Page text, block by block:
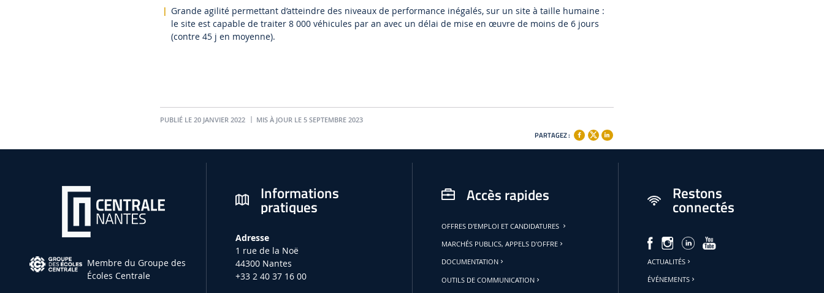
Grande agilité permettant d’atteindre des niveaux de performance inégalés, sur un site à taille humaine :
le site est capable de traiter 8 000 véhicules par an avec un délai de mise en œuvre de moins de 6 jours
(contre 45 j en moyenne).
PUBLIÉ LE 20 JANVIER 2022 MIS À JOUR LE 5 SEPTEMBRE 2023
PARTAGEZ :
Membre du Groupe des
Écoles Centrale
Informations
pratiques
Adresse
1 rue de la Noë
44300 Nantes
+33 2 40 37 16 00
Accès rapides
OFFRES D'EMPLOI ET CANDIDATURES
MARCHÉS PUBLICS, APPELS D'OFFRE
DOCUMENTATION
OUTILS DE COMMUNICATION
Restons
connectés
ACTUALITÉS
ÉVÉNEMENTS